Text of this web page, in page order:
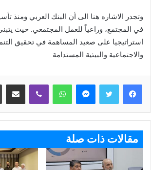
وتجدر الاشاره هنا الى أن البنك العربي ومنذ
في المجتمع، وراعياً للعمل المجتمعي. حيث
استراتيجيا على صعيد المساهمة في تحقيق
والاجتماعية والبيئية المستدامة
ماسنجر واتساب ڤايبر
مقالات ذات صلة